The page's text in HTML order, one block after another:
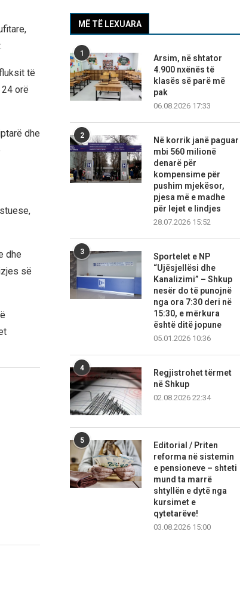
të
orë
dhe
dhe
së
MË TË LEXUARA
1
Arsim, në shtator
4.900 nxënës të
klasës së parë më
pak
06.08.2026 17:33
2
Në korrik janë paguar
mbi 560 milionë
denarë për
kompensime për
pushim mjekësor,
pjesa më e madhe
për lejet e lindjes
28.07.2026 15:52
3
Sportelet e NP
“Ujësjellësi dhe
Kanalizimi” – Shkup
nesër do të punojnë
nga ora 7:30 deri në
15:30, e mërkura
është ditë jopune
05.01.2026 10:36
4
Regjistrohet tërmet
në Shkup
02.08.2026 22:34
5
Editorial / Priten
reforma në sistemin
e pensioneve – shteti
mund ta marrë
shtyllën e dytë nga
kursimet e
qytetarëve!
03.08.2026 15:00